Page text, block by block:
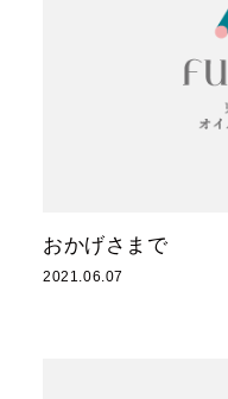
おかげさまで
2021.06.07